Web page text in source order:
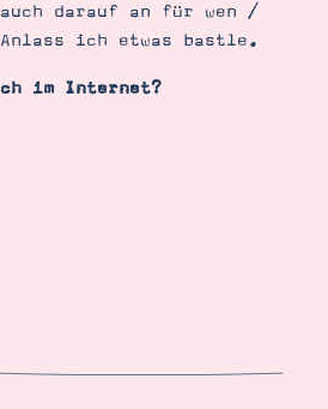
auch darauf an für wen /
Anlass ich etwas bastle.
im Internet?